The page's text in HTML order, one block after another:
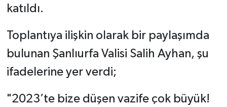
katıldı.
Toplantıya ilişkin olarak bir paylaşımda
bulunan Şanlıurfa Valisi Salih Ayhan, şu
ifadelerine yer verdi;
"2023’te bize düşen vazife çok büyük!